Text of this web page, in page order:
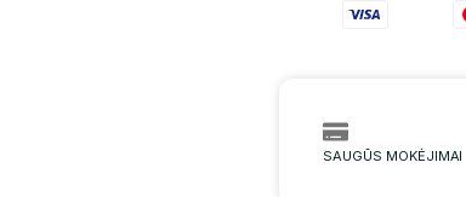
SAUGŪS MOKĖJIMAI